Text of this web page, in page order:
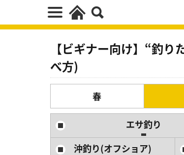
【ビギナー向け】“釣
べ方)
春
エサ釣り
沖釣り(オフショア)